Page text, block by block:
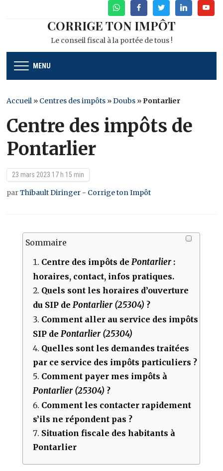
WhatsAppFacebookTwitterLinkedin
CORRIGE TON IMPÔT
Le conseil fiscal à la portée de tous !
MENU
Accueil » Centres des impôts »Doubs » Pontarlier
Centre des impôts de
Pontarlier
23 mars 2023 17 h 15 min
parThibault Diringer - Corrige ton Impôt
Sommaire
Centre des impôts de Pontarlier :
horaires, contact, infos pratiques.
Quels sont les horaires d’ouverture
du SIP de Pontarlier (25304) ?
Comment aller au service des impôts
SIP de Pontarlier (25304)
Quelles sont les demandes traitées
par ce service des impôts particuliers ?
Comment payer mes impôts à
Pontarlier (25304) ?
Comment les contacter rapidement
s’ils ne répondent pas ?
Situation fiscale des habitants à
Pontarlier